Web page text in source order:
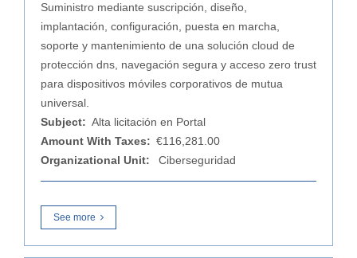
Suministro mediante suscripción, diseño,
implantación, configuración, puesta en marcha,
soporte y mantenimiento de una solución cloud de
protección dns, navegación segura y acceso zero trust
para dispositivos móviles corporativos de mutua
universal.
Subject: Alta licitación en Portal
Amount With Taxes: €116,281.00
Organizational Unit:
Ciberseguridad
See more